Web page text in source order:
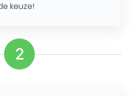
keuze!
2